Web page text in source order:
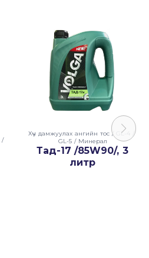
/
Хүч дамжуулах ангийн тос / GL-4 /
GL-5 / Минерал
Тад-17 /85W90/, 3
литр